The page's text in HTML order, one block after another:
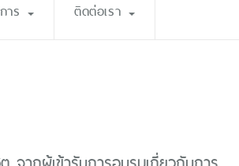
าร ติดต่อเรา